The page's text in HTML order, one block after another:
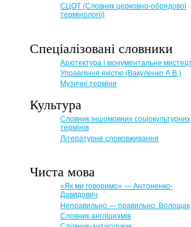
СЦОТ (Словник церковно-обрядової
термінології)
Спеціалізовані словники
Архітектура і монументальне
Управління якістю (Вакуленко А.В.)
Музичні терміни
Культура
Словник іншомовних соціокультурних
термінів
Літературне слововживання
Чиста мова
«Як ми говоримо» — Антоненко-
Давидович
Неправильно — правильно. Волощак
Словник англіцизмів